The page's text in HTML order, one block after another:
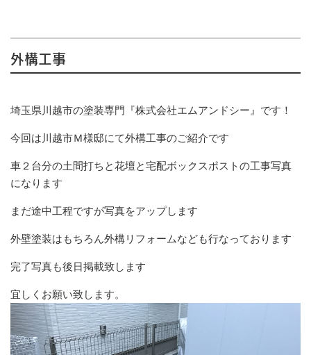
外構工事
埼玉県川越市の塗装専門『株式会社エムアンドシー』です！
今回は川越市Ｍ様邸にて外構工事のご紹介です
車２台分の土間打ちと花壇と宅配ボックスポストの工事写真
になります
まだ途中工程ですが写真をアップします
外壁塗装はもちろん外構リフォームなども行なっております
完了写真も後日掲載致します
宜しくお願い致します。